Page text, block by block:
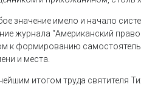
значение имело и начало
журнала “Американский
к формированию
и места.
итогом труда святителя